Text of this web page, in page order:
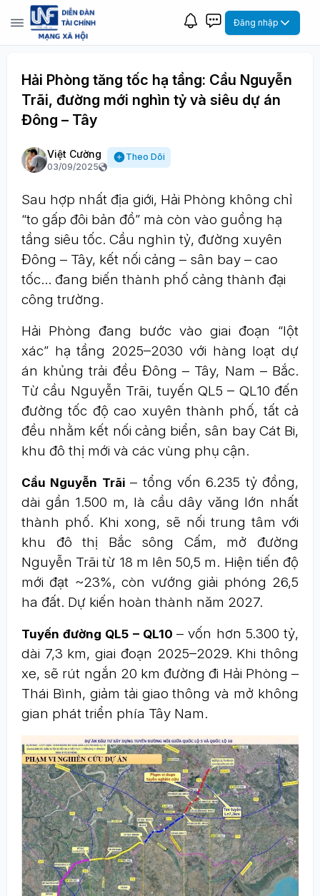
Đăng nhập
Hải Phòng tăng tốc hạ tầng: Cầu Nguyễn
Trãi, đường mới nghìn tỷ và siêu dự án
Đông – Tây
Việt Cường
03/09/2025
Theo Dõi
Sau hợp nhất địa giới, Hải Phòng không chỉ
“to gấp đôi bản đồ” mà còn vào guồng hạ
tầng siêu tốc. Cầu nghìn tỷ, đường xuyên
Đông – Tây, kết nối cảng – sân bay – cao
tốc… đang biến thành phố cảng thành đại
công trường.
Hải Phòng đang bước vào giai đoạn “lột
xác” hạ tầng 2025–2030 với hàng loạt dự
án khủng trải đều Đông – Tây, Nam – Bắc.
Từ cầu Nguyễn Trãi, tuyến QL5 – QL10 đến
đường tốc độ cao xuyên thành phố, tất cả
đều nhằm kết nối cảng biển, sân bay Cát Bi,
khu đô thị mới và các vùng phụ cận.
Cầu Nguyễn Trãi– tổng vốn 6.235 tỷ đồng,
dài gần 1.500 m, là cầu dây văng lớn nhất
thành phố. Khi xong, sẽ nối trung tâm với
khu đô thị Bắc sông Cấm, mở đường
Nguyễn Trãi từ 18 m lên 50,5 m. Hiện tiến độ
mới đạt ~23%, còn vướng giải phóng 26,5
ha đất. Dự kiến hoàn thành năm 2027.
Tuyến đường QL5 – QL10– vốn hơn 5.300 tỷ,
dài 7,3 km, giai đoạn 2025–2029. Khi thông
xe, sẽ rút ngắn 20 km đường đi Hải Phòng –
Thái Bình, giảm tải giao thông và mở không
gian phát triển phía Tây Nam.